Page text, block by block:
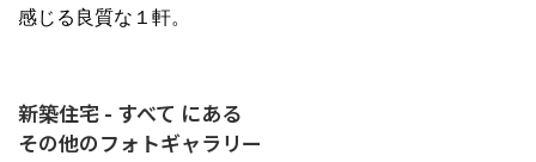
感じる良質な１軒。
新築住宅 - すべて にある
その他のフォトギャラリー